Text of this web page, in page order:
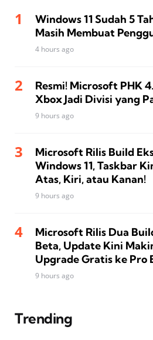
Windows 11 Sudah 5
Masih Membuat
4 hours ago
Resmi! Microsoft PHK
Xbox Jadi Divisi yang
9 hours ago
Microsoft Rilis Build
Windows 11, Taskbar
Atas, Kiri, atau Kanan!
9 hours ago
Microsoft Rilis Dua
Beta, Update Kini
Upgrade Gratis ke Pro
9 hours ago
Trending